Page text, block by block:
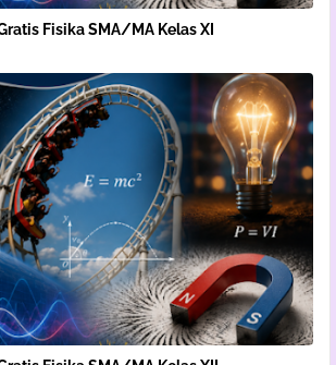
Fisika SMA/MA Kelas XI